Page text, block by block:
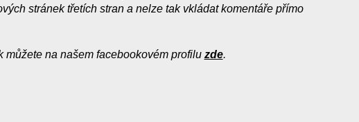
stránek třetích stran a nelze tak vkládat komentáře přímo
můžete na našem facebookovém profilu zde.